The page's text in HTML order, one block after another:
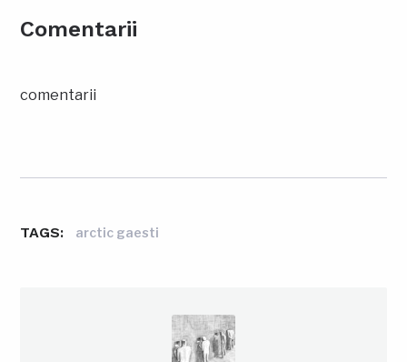
Comentarii
comentarii
TAGS: arctic gaesti